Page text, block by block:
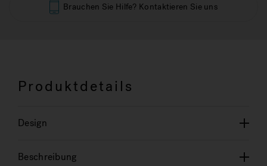
Brauchen Sie Hilfe? Kontaktieren Sie uns
Produktdetails
Design
Beschreibung